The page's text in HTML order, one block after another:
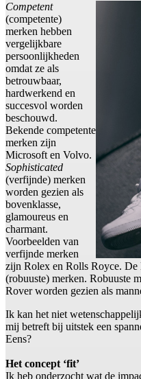
Competent
(competente)
merken hebben
vergelijkbare
persoonlijkheden
omdat ze als
betrouwbaar,
hardwerkend en
succesvol worden
beschouwd.
Bekende competente
merken zijn
Microsoft en Volvo.
Sophisticated
(verfijnde) merken
worden gezien als
bovenklasse,
glamoureus en
charmant.
Voorbeelden van
verfijnde merken
zijn Rolex en Rolls Royce. De
(robuuste) merken. Robuuste
Rover worden gezien als
Ik kan het niet
mij betreft bij uitstek een
Eens?
Het concept ‘fit’
Ik heb onderzocht wat de